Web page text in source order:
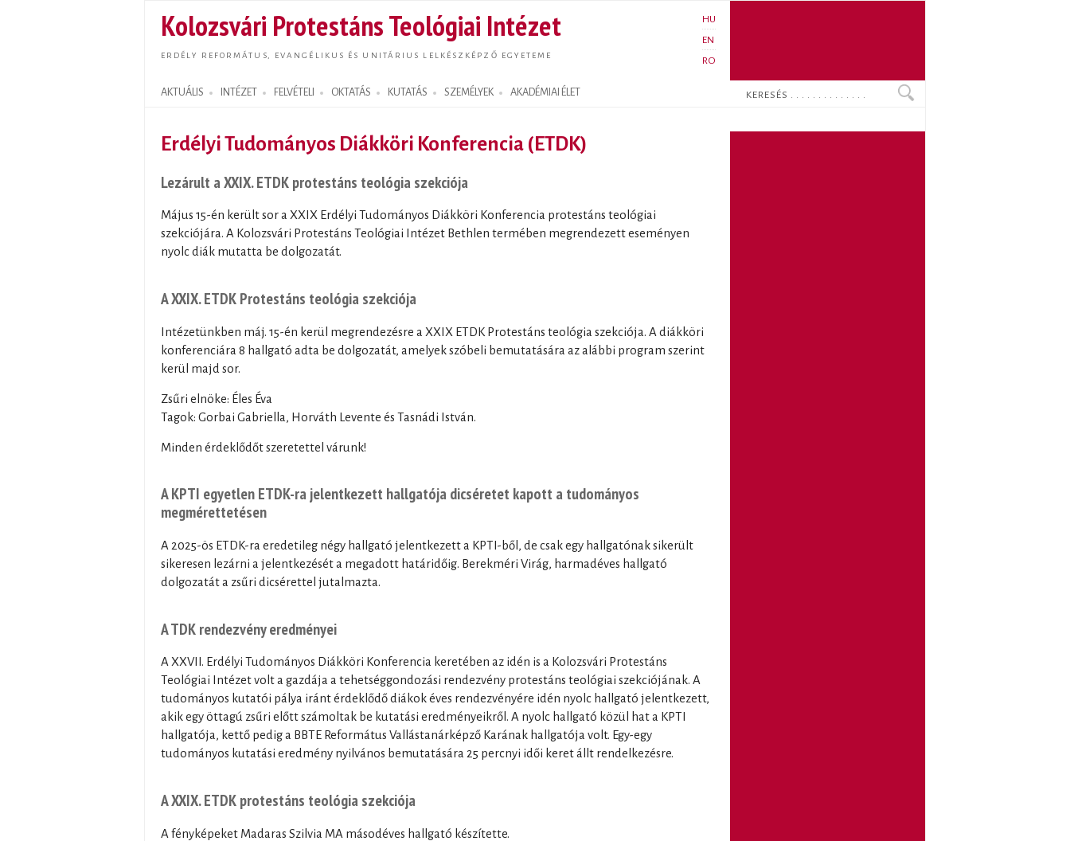
tartalomra
Kolozsvári Protestáns Teológiai Intézet
ERDÉLY REFORMÁTUS, EVANGÉLIKUS ÉS UNITÁRIUS LELKÉSZKÉPZŐ EGYETEME
HU
EN
RO
AKTUÁLIS INTÉZET FELVÉTELI OKTATÁS KUTATÁS SZEMÉLYEK AKADÉMIAI ÉLET
Search form
Keresés
Erdélyi Tudományos Diákköri Konferencia (ETDK)
Lezárult a XXIX. ETDK protestáns teológia szekciója
Május 15-én került sor a XXIX Erdélyi Tudományos Diákköri Konferencia protestáns teológiai
szekciójára. A Kolozsvári Protestáns Teológiai Intézet Bethlen termében megrendezett eseményen
nyolc diák mutatta be dolgozatát.
A XXIX. ETDK Protestáns teológia szekciója
Intézetünkben máj. 15-én kerül megrendezésre a XXIX ETDK Protestáns teológia szekciója. A diákköri
konferenciára 8 hallgató adta be dolgozatát, amelyek szóbeli bemutatására az alábbi program szerint
kerül majd sor.
Zsűri elnöke: Éles Éva
Tagok: Gorbai Gabriella, Horváth Levente és Tasnádi István.
Minden érdeklődőt szeretettel várunk!
A KPTI egyetlen ETDK-ra jelentkezett hallgatója dicséretet kapott a tudományos
megmérettetésen
A 2025-ös ETDK-ra eredetileg négy hallgató jelentkezett a KPTI-ből, de csak egy hallgatónak sikerült
sikeresen lezárni a jelentkezését a megadott határidőig. Berekméri Virág, harmadéves hallgató
dolgozatát a zsűri dicsérettel jutalmazta.
A TDK rendezvény eredményei
A XXVII. Erdélyi Tudományos Diákköri Konferencia keretében az idén is a Kolozsvári Protestáns
Teológiai Intézet volt a gazdája a tehetséggondozási rendezvény protestáns teológiai szekciójának. A
tudományos kutatói pálya iránt érdeklődő diákok éves rendezvényére idén nyolc hallgató jelentkezett,
akik egy öttagú zsűri előtt számoltak be kutatási eredményeikről. A nyolc hallgató közül hat a KPTI
hallgatója, kettő pedig a BBTE Református Vallástanárképző Karának hallgatója volt. Egy-egy
tudományos kutatási eredmény nyilvános bemutatására 25 percnyi idői keret állt rendelkezésre.
A XXIX. ETDK protestáns teológia szekciója
A fényképeket Madaras Szilvia MA másodéves hallgató készítette.